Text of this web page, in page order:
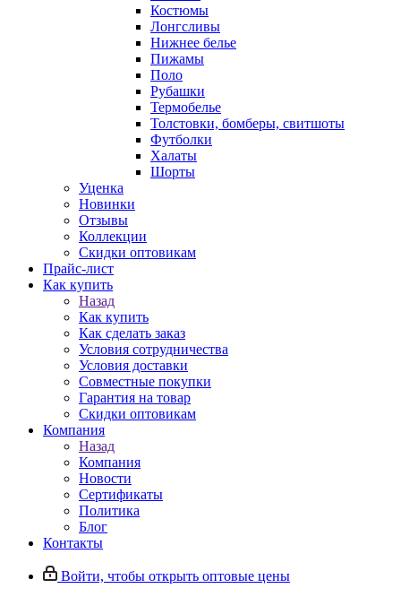
Костюмы
Лонгсливы
Нижнее белье
Пижамы
Поло
Рубашки
Термобелье
Толстовки, бомберы, свитшоты
Футболки
Халаты
Шорты
Уценка
Новинки
Отзывы
Коллекции
Скидки оптовикам
Прайс-лист
Как купить
Назад
Как купить
Как сделать заказ
Условия сотрудничества
Условия доставки
Совместные покупки
Гарантия на товар
Скидки оптовикам
Компания
Назад
Компания
Новости
Сертификаты
Политика
Блог
Контакты
Войти, чтобы открыть оптовые цены